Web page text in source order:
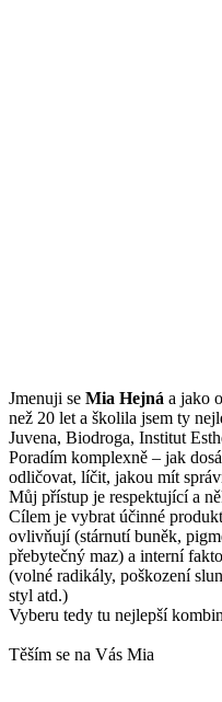
Jmenuji se Mia Hejná a jako
než 20 let a školila jsem ty
Juvena, Biodroga, Institut
Poradím komplexně – jak
odličovat, líčit, jakou mít
Můj přístup je respektující a
Cílem je vybrat účinné
ovlivňují (stárnutí buněk,
přebytečný maz) a interní
(volné radikály, poškození
styl atd.)
Vyberu tedy tu nejlepší
Těším se na Vás Mia